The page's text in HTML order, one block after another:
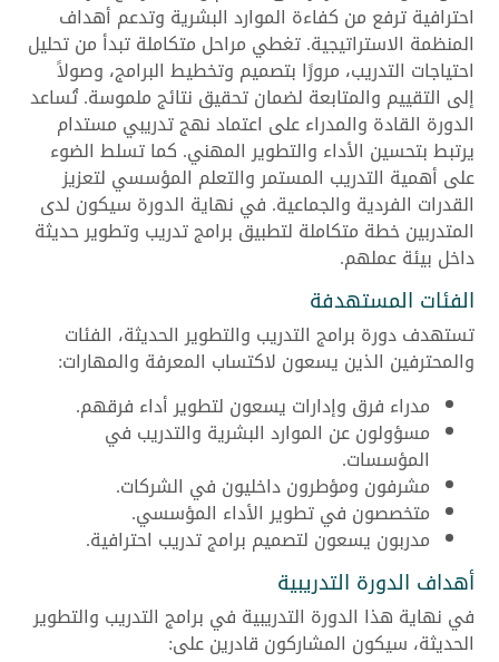
احترافية ترفع من كفاءة الموارد البشرية وتدعم أهداف
المنظمة الاستراتيجية. تغطي مراحل متكاملة تبدأ من تحليل
احتياجات التدريب، مرورًا بتصميم وتخطيط البرامج، وصولاً
إلى التقييم والمتابعة لضمان تحقيق نتائج ملموسة. تُساعد
الدورة القادة والمدراء على اعتماد نهج تدريبي مستدام
يرتبط بتحسين الأداء والتطوير المهني. كما تسلط الضوء
على أهمية التدريب المستمر والتعلم المؤسسي لتعزيز
القدرات الفردية والجماعية. في نهاية الدورة سيكون لدى
المتدربين خطة متكاملة لتطبيق برامج تدريب وتطوير حديثة
داخل بيئة عملهم.
الفئات المستهدفة
تستهدف دورة برامج التدريب والتطوير الحديثة، الفئات
والمحترفين الذين يسعون لاكتساب المعرفة والمهارات:
مدراء فرق وإدارات يسعون لتطوير أداء فرقهم.
مسؤولون عن الموارد البشرية والتدريب في
المؤسسات.
مشرفون ومؤطرون داخليون في الشركات.
متخصصون في تطوير الأداء المؤسسي.
مدربون يسعون لتصميم برامج تدريب احترافية.
أهداف الدورة التدريبية
في نهاية هذا الدورة التدريبية في برامج التدريب والتطوير
الحديثة، سيكون المشاركون قادرين على: